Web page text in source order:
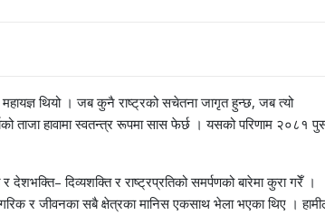
थियो । जब कुनै राष्ट्रको सचेतना जागृत हुन्छ, जब त्यो
ताजा हावामा स्वतन्त्र रूपमा सास फेर्छ । यसको परिणाम २०८१
दिव्यशक्ति र राष्ट्रप्रतिको समर्पणको बारेमा कुरा गरेँ ।
र जीवनका सबै क्षेत्रका मानिस एकसाथ भेला भएका थिए ।